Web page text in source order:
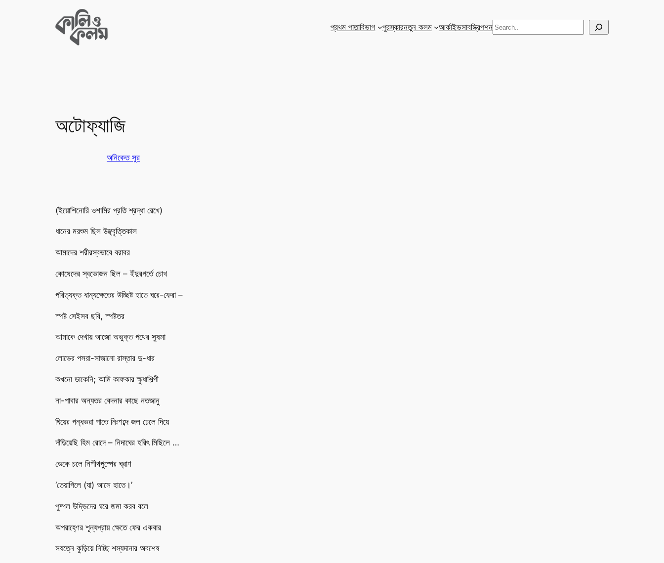
প্রথম পাতাবিভাগ পুরস্কারনতুন কলম আর্কাইভসাবস্ক্রিপশনSearch
অটোফ্যাজি
অনিকেত সুর
(ইয়োশিনোরি ওশামির প্রতি শ্রদ্ধা রেখে)
ধানের মরশুম ছিল উঞ্ছবৃত্তিকাল
আমাদের শরীরস্বভাবে বরাবর
কোষেদের স্বভোজন ছিল – ইঁদুরগর্তে চোখ
পরিত্যক্ত ধান্যক্ষেতের উচ্ছিষ্ট হাতে ঘরে-ফেরা –
স্পষ্ট সেইসব ছবি, স্পষ্টতর
আমাকে দেখায় আজো অভুক্ত পথের সুষমা
লোভের পসরা-সাজানো রাস্তার দু-ধার
কখনো ডাকেনি; আমি কাফকার ক্ষুধাশিল্পী
না-পাবার অন্যতর বেদনার কাছে নতজানু
ঘিয়ের গন্ধভরা পাতে নিঃশব্দে জল ঢেলে দিয়ে
দাঁড়িয়েছি হিম রোদে – নিদাঘের হরিৎ মিছিলে …
ডেকে চলে নিশীথপুষ্পের ঘ্রাণ
‘তেয়াগিলে (যা) আসে হাতে।’
পুষ্পল উদ্ভিদের ঘরে জমা করব বলে
অপরাহ্ণের শূন্যপ্রায় ক্ষেতে ফের একবার
সযত্নে কুড়িয়ে নিচ্ছি শস্যদানার অবশেষ